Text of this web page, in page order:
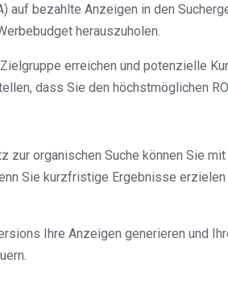
auf bezahlte Anzeigen in den
herauszuholen.
erreichen und potenzielle
dass Sie den höchstmöglichen
organischen Suche können Sie
Sie kurzfristige Ergebnisse
Ihre Anzeigen generieren und